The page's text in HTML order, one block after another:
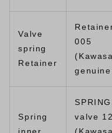
Valve
spring
Retainer
005
Spring
valve